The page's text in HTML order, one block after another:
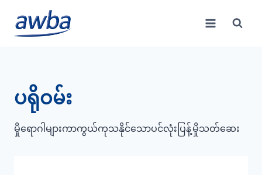
content
ပရိုဝမ်း
မှိုရောဂါများကာကွယ်ကုသနိုင်သောပင်လုံးပြန့်မှိုသတ်ဆေး